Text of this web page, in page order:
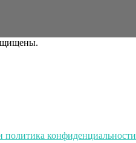
политика конфиденциальности